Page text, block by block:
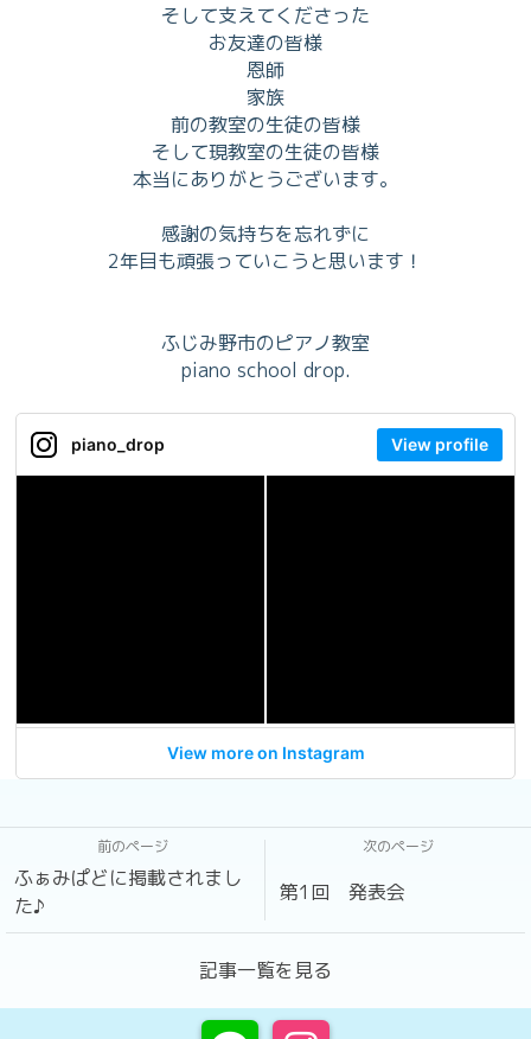
そして支えてくださった
お友達の皆様
恩師
家族
前の教室の生徒の皆様
そして現教室の生徒の皆様
本当にありがとうございます。
感謝の気持ちを忘れずに
2年目も頑張っていこうと思います！
ふじみ野市のピアノ教室
piano school drop.
piano_drop View profile
View more on Instagram
前のページ
ふぁみぱどに掲載されまし
た♪
次のページ
第1回 発表会
記事一覧を見る